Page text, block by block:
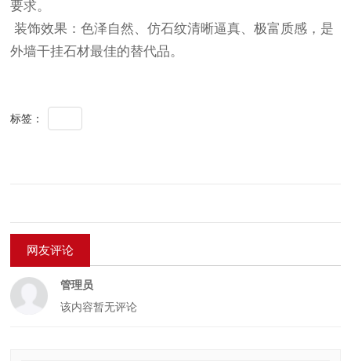
要求。
装饰效果：色泽自然、仿石纹清晰逼真、极富质感，是
外墙干挂石材最佳的替代品。
标签：
网友评论
管理员
该内容暂无评论